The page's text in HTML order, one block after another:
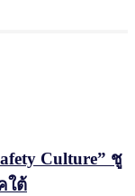
Culture” ชู
ใต้